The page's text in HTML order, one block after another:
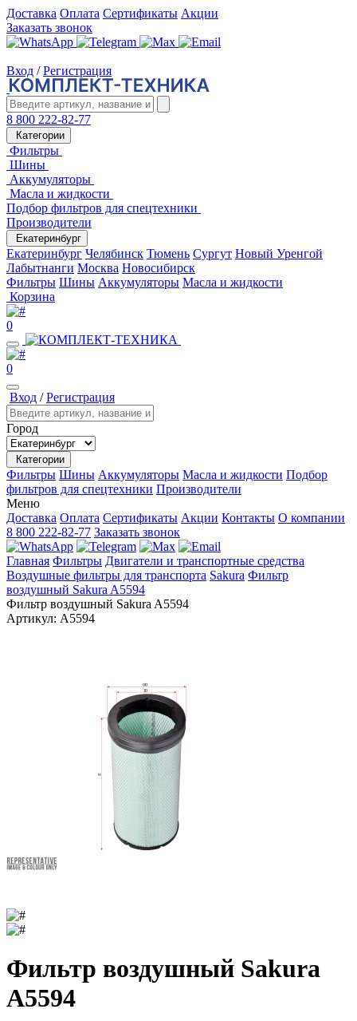
Доставка Оплата Сертификаты Акции
Заказать звонок
Вход / Регистрация
8 800 222-82-77
Категории
Фильтры
Шины
Аккумуляторы
Масла и жидкости
Подбор фильтров для спецтехники
Производители
Екатеринбург
Екатеринбург Челябинск Тюмень Сургут Новый Уренгой
Лабытнанги Москва Новосибирск
Фильтры Шины Аккумуляторы Масла и жидкости
Корзина
0
0
Вход /Регистрация
Город
Категории
Фильтры Шины Аккумуляторы Масла и жидкости Подбор
фильтров для спецтехники Производители
Меню
Доставка Оплата Сертификаты Акции Контакты О компании
8 800 222-82-77 Заказать звонок
Главная Фильтры Двигатели и транспортные средства
Воздушные фильтры для транспорта Sakura Фильтр
воздушный Sakura A5594
Фильтр воздушный Sakura A5594
Артикул: A5594
Фильтр воздушный Sakura
A5594